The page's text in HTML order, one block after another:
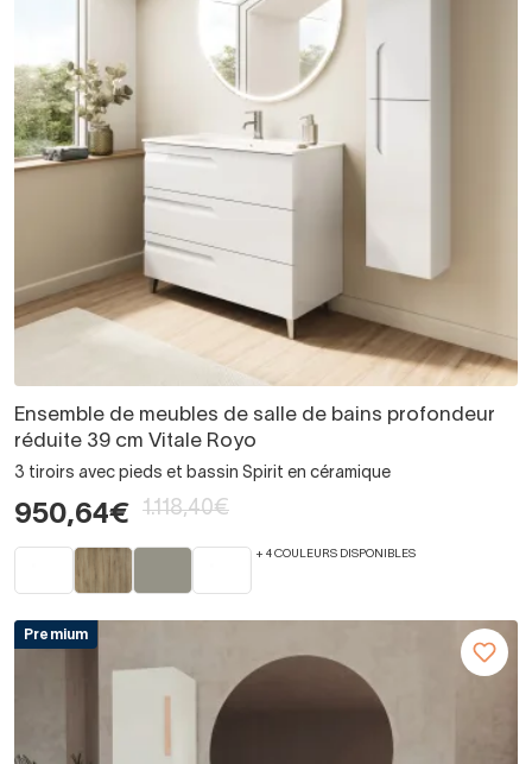
Ensemble de meubles de salle de bains profondeur
réduite 39 cm Vitale Royo
3 tiroirs avec pieds et bassin Spirit en céramique
950,64€ 1.118,40€
+ 4 COULEURS DISPONIBLES
Premium